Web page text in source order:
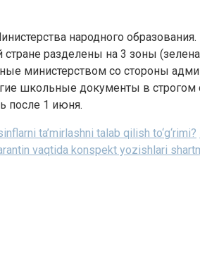
народного образования.
разделены на 3 зоны
министерством со стороны
школьные документы в строгом
после 1 июня.
ta’mirlashni talab qilish to‘g‘rimi?
vaqtida konspekt yozishlari